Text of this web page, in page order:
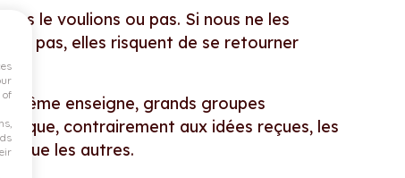
le voulions ou pas. Si nous ne les
pas, elles risquent de se retourner
même enseigne, grands groupes
que, contrairement aux idées reçues, les
que les autres.
of